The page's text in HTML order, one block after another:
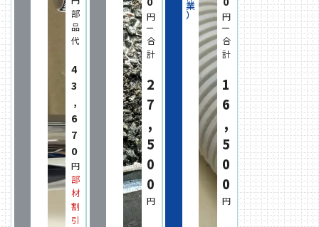
部
品
代
4
3
,
6
7
0
円
部
材
割
引
円
合
計
2
7
,
5
0
0
円
業
）
円
合
計
1
6
,
5
0
0
円